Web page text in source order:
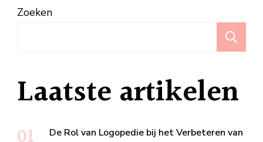
Zoeken
Laatste artikelen
De Rol van Logopedie bij het Verbeteren van